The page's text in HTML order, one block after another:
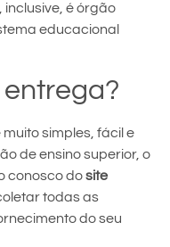
inclusive, é órgão
educacional
simples, fácil e
de ensino superior, o
conosco dosite
todas as
do seu